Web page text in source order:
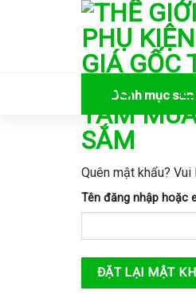
Danh mục
Quên mật khẩu?
Tên đăng nhập hoặc
ĐẶT LẠI MẬT